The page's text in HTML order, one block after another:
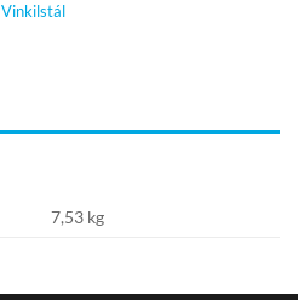
Vinkilstál
7,53 kg